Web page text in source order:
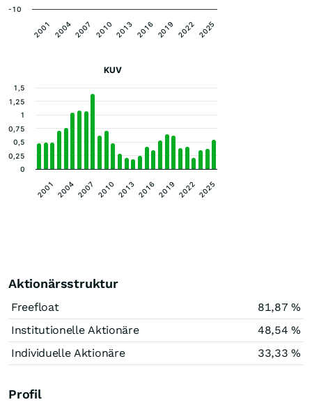
2001 2004 2007 2010 2013 2016 2019 2022 2025
-10
KUV
2001 2004 2007 2010 2013 2016 2019 2022 2025
0
0,25
0,5
0,75
1
1,25
1,5
Aktionärsstruktur
Freefloat
81,87 %
Institutionelle Aktionäre
48,54 %
Individuelle Aktionäre
33,33 %
Profil